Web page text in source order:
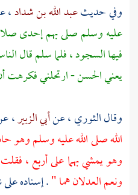
وفي حديثعبد الله بن شداد،
عليه وسلم صلى بهم إحدى
فيها السجود ، فلما سلم قال
يعنيالحسن- ارتحلني فكرهت
وقالالثوري، عنأبي الزبير،
الله صلى الله عليه وسلم وهو
وهو يمشي بهما على أربع ،
ونعم العدلان هما ". إسناده